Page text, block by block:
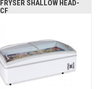
FRYSER SHALLOW HEAD-
CF